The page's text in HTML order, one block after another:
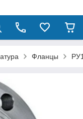
Фланцы